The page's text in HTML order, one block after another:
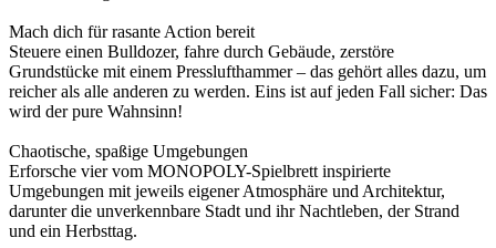
Mach dich für rasante Action bereit
Steuere einen Bulldozer, fahre durch Gebäude, zerstöre
Grundstücke mit einem Presslufthammer – das gehört alles dazu, um
reicher als alle anderen zu werden. Eins ist auf jeden Fall sicher: Das
wird der pure Wahnsinn!
Chaotische, spaßige Umgebungen
Erforsche vier vom MONOPOLY-Spielbrett inspirierte
Umgebungen mit jeweils eigener Atmosphäre und Architektur,
darunter die unverkennbare Stadt und ihr Nachtleben, der Strand
und ein Herbsttag.